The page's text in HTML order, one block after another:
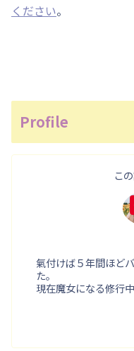
ください。
Profile
こ
氣付けば５年間ほど
た。
現在魔女になる修行中